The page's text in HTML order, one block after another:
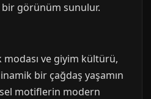
görünüm sunulur.
modası ve giyim kültürü,
bir çağdaş yaşamın
motiflerin modern